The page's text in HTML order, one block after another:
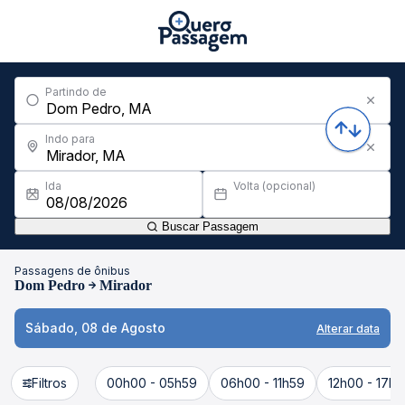
Partindo de
Indo para
Ida Volta (opcional)
Buscar Passagem
Passagens de ônibus
Dom Pedro Mirador
Sábado, 08 de Agosto Alterar data
Filtros 00h00 - 05h59 06h00 - 11h59 12h00 -